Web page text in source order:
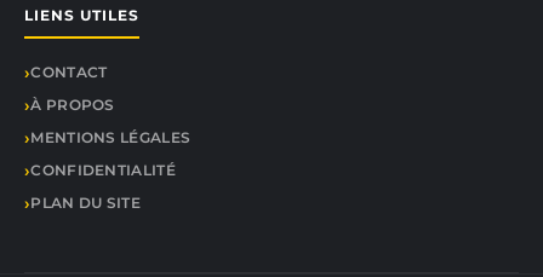
LIENS UTILES
CONTACT
À PROPOS
MENTIONS LÉGALES
CONFIDENTIALITÉ
PLAN DU SITE